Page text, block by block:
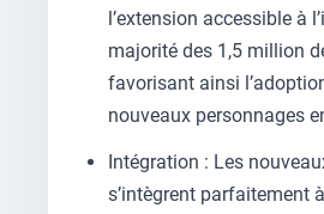
l’extension accessible à
majorité des 1,5 million
favorisant ainsi
nouveaux personnages
Intégration : Les
s’intègrent parfaitement